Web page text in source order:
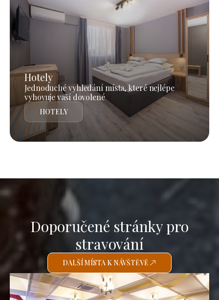
Hotely
Jednoduché vyhledání místa, které nejlépe
vyhovuje vaší dovolené
HOTELY
Doporučené stránky pro
stravování
DALŠÍ MÍSTA K NÁVŠTĚVĚ